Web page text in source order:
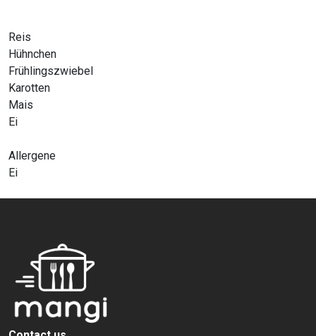
Reis
Hühnchen
Frühlingszwiebel
Karotten
Mais
Ei
Allergene
Ei